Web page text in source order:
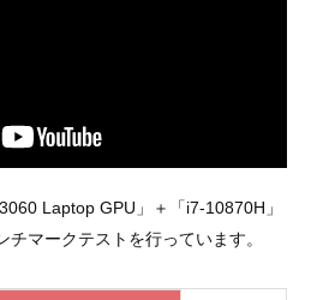
Laptop GPU」＋「i7-10870H」
チマークテストを行っています。